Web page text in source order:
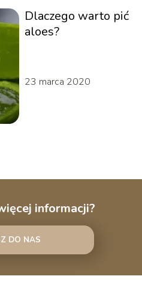
Dlaczego warto pić
aloes?
23 marca 2020
informacji?
DO NAS